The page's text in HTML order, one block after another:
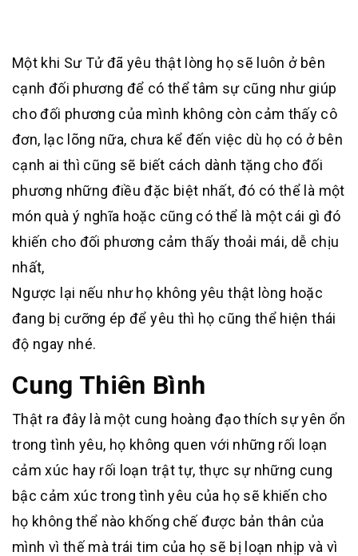
Một khi Sư Tử đã yêu thật lòng họ sẽ luôn ở bên
cạnh đối phương để có thể tâm sự cũng như giúp
cho đối phương của mình không còn cảm thấy cô
đơn, lạc lõng nữa, chưa kể đến việc dù họ có ở bên
cạnh ai thì cũng sẽ biết cách dành tặng cho đối
phương những điều đặc biệt nhất, đó có thể là một
món quà ý nghĩa hoặc cũng có thể là một cái gì đó
khiến cho đối phương cảm thấy thoải mái, dễ chịu
nhất,
Ngược lại nếu như họ không yêu thật lòng hoặc
đang bị cưỡng ép để yêu thì họ cũng thể hiện thái
độ ngay nhé.
Cung Thiên Bình
Thật ra đây là một cung hoàng đạo thích sự yên ổn
trong tình yêu, họ không quen với những rối loạn
cảm xúc hay rối loạn trật tự, thực sự những cung
bậc cảm xúc trong tình yêu của họ sẽ khiến cho
họ không thể nào khống chế được bản thân của
mình vì thế mà trái tim của họ sẽ bị loạn nhịp và vì